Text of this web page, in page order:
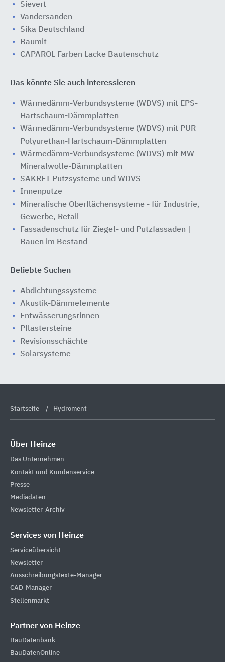
Sievert
Vandersanden
Sika Deutschland
Baumit
CAPAROL Farben Lacke Bautenschutz
Das könnte Sie auch interessieren
Wärmedämm-Verbundsysteme (WDVS) mit EPS-
Hartschaum-Dämmplatten
Wärmedämm-Verbundsysteme (WDVS) mit PUR
Polyurethan-Hartschaum-Dämmplatten
Wärmedämm-Verbundsysteme (WDVS) mit MW
Mineralwolle-Dämmplatten
SAKRET Putzsysteme und WDVS
Innenputze
Mineralische Oberflächensysteme - für Industrie,
Gewerbe, Retail
Fassadenschutz für Ziegel- und Putzfassaden |
Bauen im Bestand
Beliebte Suchen
Abdichtungssysteme
Akustik-Dämmelemente
Entwässerungsrinnen
Pflastersteine
Revisionsschächte
Solarsysteme
Startseite Hydroment
Über Heinze
Das Unternehmen
Kontakt und Kundenservice
Presse
Mediadaten
Newsletter-Archiv
Services von Heinze
Serviceübersicht
Newsletter
Ausschreibungstexte-Manager
CAD-Manager
Stellenmarkt
Partner von Heinze
BauDatenbank
BauDatenOnline